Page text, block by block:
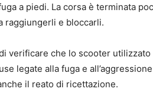
a piedi. La corsa è terminata
raggiungerli e bloccarli.
verificare che lo scooter utilizzato
legate alla fuga e
il reato di ricettazione.